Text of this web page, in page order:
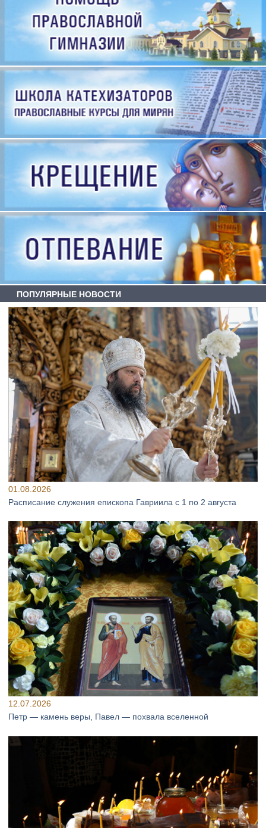
ПОПУЛЯРНЫЕ НОВОСТИ
01.08.2026
Расписание служения епископа Гавриила с 1 по 2 августа
12.07.2026
Петр — камень веры, Павел — похвала вселенной